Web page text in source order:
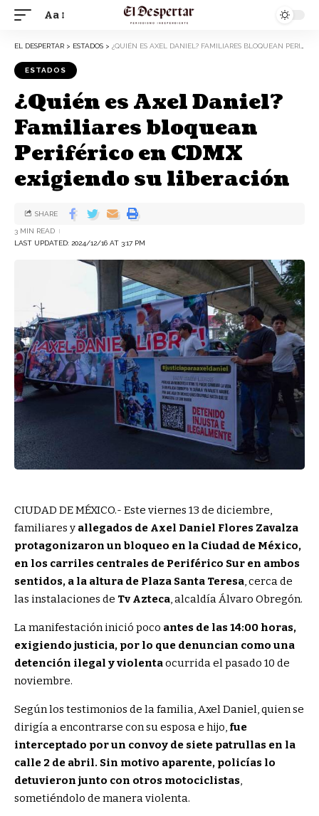
Aa
EL DESPERTAR > ESTADOS > ¿QUIÉN ES AXEL DANIEL? FAMILIARES BLOQUEAN PERIFÉRICO EN CDMX EXIGIENDO SU LIBERACIÓN
ESTADOS
¿Quién es Axel Daniel?
Familiares bloquean
Periférico en CDMX
exigiendo su liberación
LAST UPDATED: 2024/12/16 AT 3:17 PM
3 MIN READ
SHARE
CIUDAD DE MÉXICO.- Este viernes 13 de diciembre,
familiares y allegados de Axel Daniel Flores Zavalza
protagonizaron un bloqueo en la Ciudad de México,
en los carriles centrales de Periférico Sur en ambos
sentidos, a la altura de Plaza Santa Teresa, cerca de
las instalaciones de Tv Azteca, alcaldía Álvaro Obregón.
La manifestación inició poco antes de las 14:00 horas,
exigiendo justicia, por lo que denuncian como una
detención ilegal y violentaocurrida el pasado 10 de
noviembre.
Según los testimonios de la familia, Axel Daniel, quien se
dirigía a encontrarse con su esposa e hijo, fue
interceptado por un convoy de siete patrullas en la
calle 2 de abril. Sin motivo aparente, policías lo
detuvieron junto con otros motociclistas,
sometiéndolo de manera violenta.